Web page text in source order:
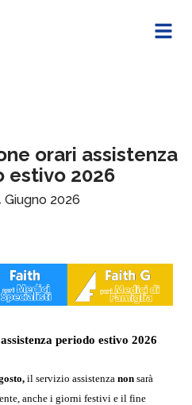
orari assistenza
estivo 2026
Giugno 2026
periodo estivo 2026
il servizio assistenza non sarà
anche i giorni festivi e il fine